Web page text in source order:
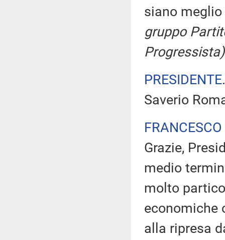
siano
gruppo
Progressista)
PRESIDENTE
Saverio
Grazie,
medio
molto
economiche
alla ripresa